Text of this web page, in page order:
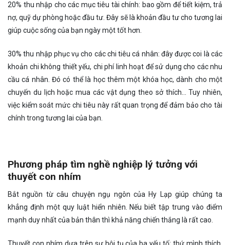
20% thu nhập cho các mục tiêu tài chính: bao gồm để tiết kiệm, trả
nợ, quỹ dự phòng hoặc đầu tư. Đây sẽ là khoản đầu tư cho tương lai
giúp cuộc sống của bạn ngày một tốt hơn.
30% thu nhập phục vụ cho các chi tiêu cá nhân: đây được coi là các
khoản chi không thiết yếu, chi phí linh hoạt để sử dụng cho các nhu
cầu cá nhân. Đó có thể là học thêm một khóa học, dành cho một
chuyến du lịch hoặc mua các vật dụng theo sở thích… Tuy nhiên,
việc kiểm soát mức chi tiêu này rất quan trọng để đảm bảo cho tài
chính trong tương lai của bạn.
Phương pháp tìm nghề nghiệp lý tưởng với
thuyết con nhím
Bắt nguồn từ câu chuyện ngụ ngôn của Hy Lạp giúp chúng ta
khẳng định một quy luật hiển nhiên. Nếu biết tập trung vào điểm
mạnh duy nhất của bản thân thì khả năng chiến thắng là rất cao.